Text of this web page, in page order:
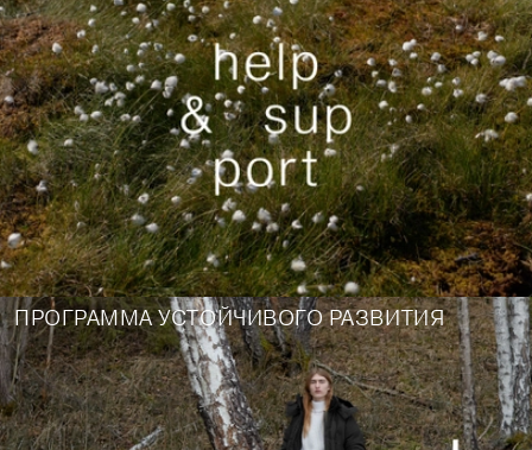
ПРОГРАММА УСТОЙЧИВОГО РАЗВИТИЯ